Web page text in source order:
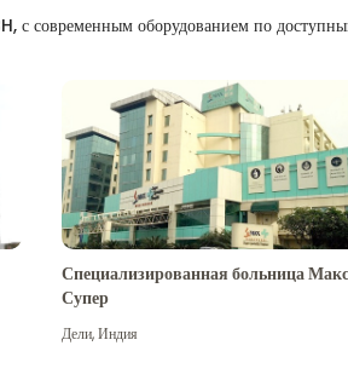
с современным оборудованием по
Специализированная больница
Супер
Дели,Индия